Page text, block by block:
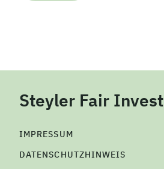
Steyler Fair Invest
IMPRESSUM
DATENSCHUTZHINWEIS